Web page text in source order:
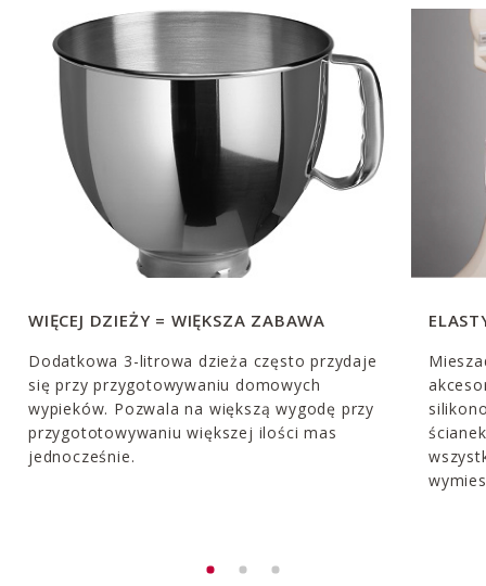
WIĘCEJ DZIEŻY = WIĘKSZA ZABAWA
Dodatkowa 3-litrowa dzieża często przydaje
się przy przygotowywaniu domowych
wypieków. Pozwala na większą wygodę przy
przygototowywaniu większej ilości mas
jednocześnie.